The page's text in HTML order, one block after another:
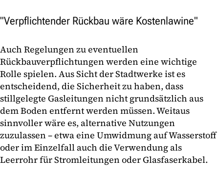
"Verpflichtender Rückbau wäre Kostenlawine"
Auch Regelungen zu eventuellen
Rückbauverpflichtungen werden eine wichtige
Rolle spielen. Aus Sicht der Stadtwerke ist es
entscheidend, die Sicherheit zu haben, dass
stillgelegte Gasleitungen nicht grundsätzlich aus
dem Boden entfernt werden müssen. Weitaus
sinnvoller wäre es, alternative Nutzungen
zuzulassen – etwa eine Umwidmung auf Wasserstoff
oder im Einzelfall auch die Verwendung als
Leerrohr für Stromleitungen oder Glasfaserkabel.